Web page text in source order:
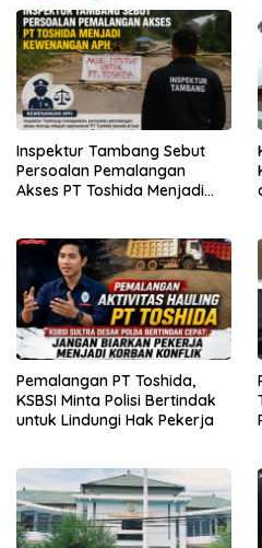
Inspektur Tambang Sebut
Persoalan Pemalangan
Akses PT Toshida Menjadi
Pemalangan PT Toshida,
KSBSI Minta Polisi Bertindak
untuk Lindungi Hak Pekerja